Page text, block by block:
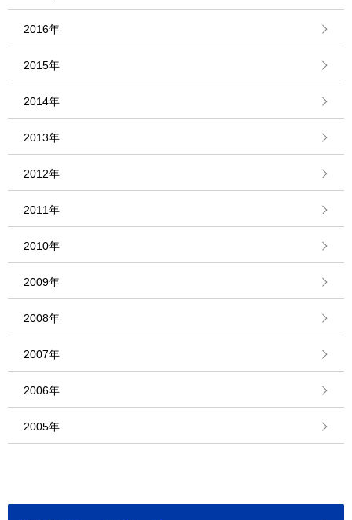
2016年
2015年
2014年
2013年
2012年
2011年
2010年
2009年
2008年
2007年
2006年
2005年